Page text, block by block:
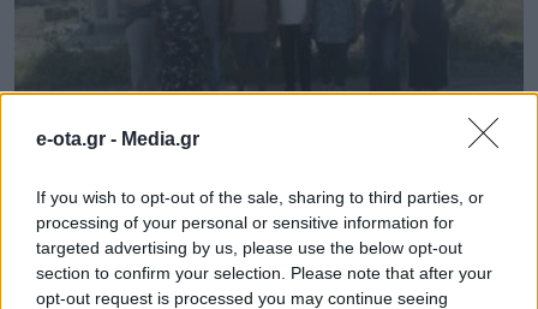
e-ota.gr - Media.gr
If you wish to opt-out of the sale, sharing to third parties, or
processing of your personal or sensitive information for
targeted advertising by us, please use the below opt-out
section to confirm your selection. Please note that after your
opt-out request is processed you may continue seeing
Καστοριά: Ενημερωτικές δράσεις στην κοινότητα
07.08.2026 - 16.18